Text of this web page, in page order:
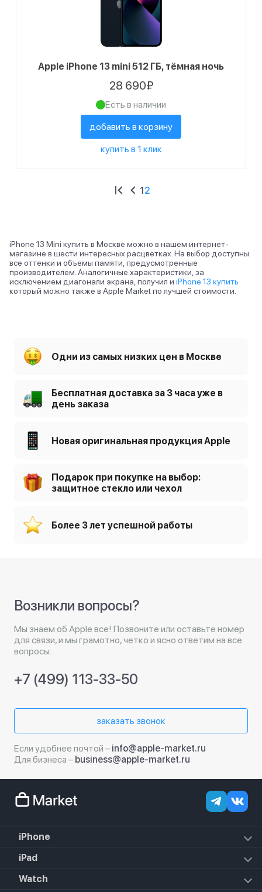
Apple iPhone 13 mini 512 ГБ, тёмная ночь
28 690₽
Есть в наличии
добавить в корзину
купить в 1 клик
12
iPhone 13 Mini купить в Москве можно в нашем интернет-
магазине в шести интересных расцветках. На выбор доступны
все оттенки и объемы памяти, предусмотренные
производителем. Аналогичные характеристики, за
исключением диагонали экрана, получил и iPhone 13 купить
который можно также в Apple Market по лучшей стоимости.
Одни из самых низких цен в Москве
Бесплатная доставка за 3 часа уже в
день заказа
Новая оригинальная продукция Apple
Подарок при покупке на выбор:
защитное стекло или чехол
Более 3 лет успешной работы
Возникли вопросы?
Мы знаем об Apple все! Позвоните или оставьте номер
для связи, и мы грамотно, четко и ясно ответим на все
вопросы.
+7 (499) 113-33-50
заказать звонок
Если удобнее почтой – info@apple-market.ru
Для бизнеса – business@apple-market.ru
iPhone
iPhone 18 Pro Max
iPhone 18
iPad
iPad Air (2022)
Watch